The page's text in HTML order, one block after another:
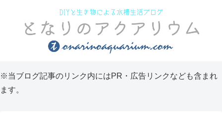
※当ブログ記事のリンク内にはPR・広告リンクなども含まれ
ます。